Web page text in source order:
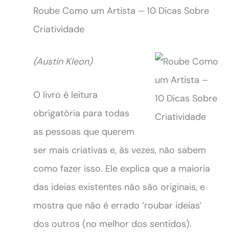
Roube Como um Artista – 10 Dicas Sobre
Criatividade
(Austin Kleon)
O livro é leitura
obrigatória para todas
as pessoas que querem
ser mais criativas e, às vezes, não sabem
como fazer isso. Ele explica que a maioria
das ideias existentes não são originais, e
mostra que não é errado ‘roubar ideias’
dos outros (no melhor dos sentidos).